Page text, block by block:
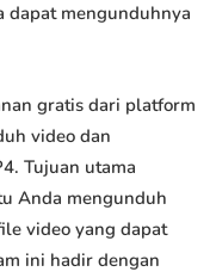
dapat mengunduhnya
gratis dari platform
video dan
Tujuan utama
Anda mengunduh
video yang dapat
ini hadir dengan